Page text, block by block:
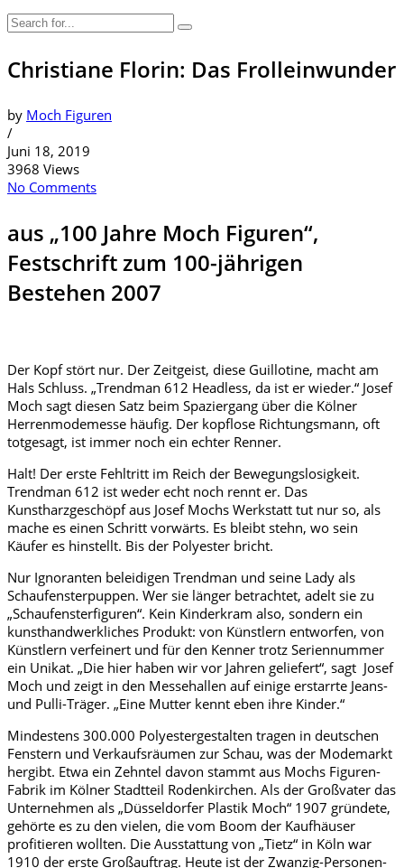
Christiane Florin: Das Frolleinwunder
by Moch Figuren
/
Juni 18, 2019
3968 Views
No Comments
aus „100 Jahre Moch Figuren“,
Festschrift zum 100-jährigen
Bestehen 2007
Der Kopf stört nur. Der Zeitgeist, diese Guillotine, macht am
Hals Schluss. „Trendman 612 Headless, da ist er wieder.“ Josef
Moch sagt diesen Satz beim Spaziergang über die Kölner
Herrenmodemesse häufig. Der kopflose Richtungsmann, oft
totgesagt, ist immer noch ein echter Renner.
Halt! Der erste Fehltritt im Reich der Bewegungslosigkeit.
Trendman 612 ist weder echt noch rennt er. Das
Kunstharzgeschöpf aus Josef Mochs Werkstatt tut nur so, als
mache es einen Schritt vorwärts. Es bleibt stehn, wo sein
Käufer es hinstellt. Bis der Polyester bricht.
Nur Ignoranten beleidigen Trendman und seine Lady als
Schaufensterpuppen. Wer sie länger betrachtet, adelt sie zu
„Schaufensterfiguren“. Kein Kinderkram also, sondern ein
kunsthandwerkliches Produkt: von Künstlern entworfen, von
Künstlern verfeinert und für den Kenner trotz Seriennummer
ein Unikat. „Die hier haben wir vor Jahren geliefert“, sagt Josef
Moch und zeigt in den Messehallen auf einige erstarrte Jeans-
und Pulli-Träger. „Eine Mutter kennt eben ihre Kinder.“
Mindestens 300.000 Polyestergestalten tragen in deutschen
Fenstern und Verkaufsräumen zur Schau, was der Modemarkt
hergibt. Etwa ein Zehntel davon stammt aus Mochs Figuren-
Fabrik im Kölner Stadtteil Rodenkirchen. Als der Großvater das
Unternehmen als „Düsseldorfer Plastik Moch“ 1907 gründete,
gehörte es zu den vielen, die vom Boom der Kaufhäuser
profitieren wollten. Die Ausstattung von „Tietz“ in Köln war
1910 der erste Großauftrag. Heute ist der Zwanzig-Personen-